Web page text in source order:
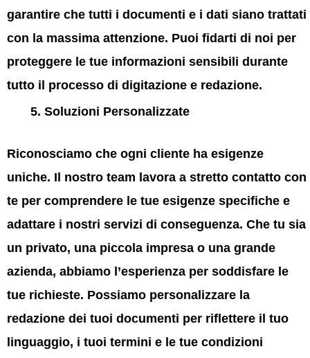
garantire che tutti i documenti e i dati siano trattati
con la massima attenzione. Puoi fidarti di noi per
proteggere le tue informazioni sensibili durante
tutto il processo di digitazione e redazione.
Soluzioni Personalizzate
Riconosciamo che ogni cliente ha esigenze
uniche. Il nostro team lavora a stretto contatto con
te per comprendere le tue esigenze specifiche e
adattare i nostri servizi di conseguenza. Che tu sia
un privato, una piccola impresa o una grande
azienda, abbiamo l’esperienza per soddisfare le
tue richieste. Possiamo personalizzare la
redazione dei tuoi documenti per riflettere il tuo
linguaggio, i tuoi termini e le tue condizioni